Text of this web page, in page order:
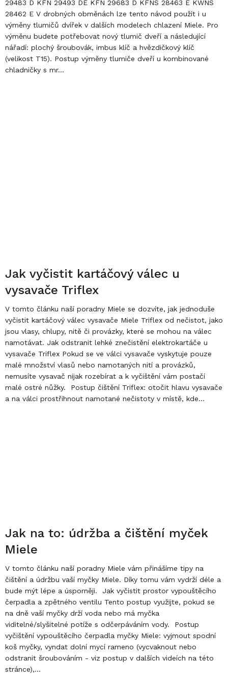
29483 D KFN 29493 DE KFN 29683 D KFNS 28463 E KWNS
28462 E V drobných obměnách lze tento návod použít i u
výměny tlumičů dvířek v dalších modelech chlazení Miele. Pro
výměnu budete potřebovat nový tlumič dveří a následující
nářadí: plochý šroubovák, imbus klíč a hvězdičkový klíč
(velikost T15). Postup výměny tlumiče dveří u kombinované
chladničky s mr...
Jak vyčistit kartáčový válec u
vysavače Triflex
V tomto článku naší poradny Miele se dozvíte, jak jednoduše
vyčistit kartáčový válec vysavače Miele Triflex od nečistot, jako
jsou vlasy, chlupy, nitě či provázky, které se mohou na válec
namotávat. Jak odstranit lehké znečistění elektrokartáče u
vysavače Triflex Pokud se ve válci vysavače vyskytuje pouze
malé množství vlasů nebo namotaných nití a provázků,
nemusíte vysavač nijak rozebírat a k vyčištění vám postačí
malé ostré nůžky. Postup čištění Triflex: otočit hlavu vysavače
a na válci prostřihnout namotané nečistoty v místě, kde...
Jak na to: údržba a čištění myček
Miele
V tomto článku naší poradny Miele vám přinášíme tipy na
čištění a údržbu vaší myčky Miele. Díky tomu vám vydrží déle a
bude mýt lépe a úsporněji. Jak vyčistit prostor vypouštěcího
čerpadla a zpětného ventilu Tento postup využijte, pokud se
na dně vaší myčky drží voda nebo má myčka
viditelné/slyšitelné potíže s odčerpáváním vody. Postup
vyčištění vypouštěcího čerpadla myčky Miele: vyjmout spodní
koš myčky, vyndat dolní mycí rameno (vycvaknout nebo
odstranit šroubováním - viz postup v dalších videích na této
stránce),...